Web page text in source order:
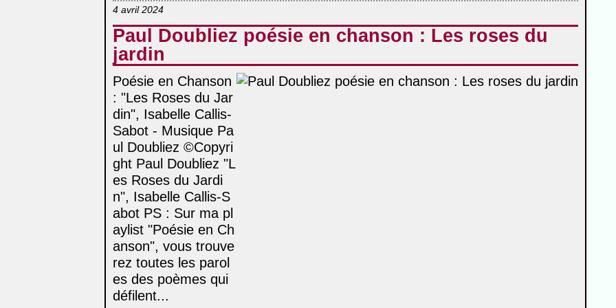
4 avril 2024
Paul Doubliez poésie en chanson : Les roses du
jardin
Poésie en Chanson
: "Les Roses du Jar
din", Isabelle Callis-
Sabot - Musique Pa
ul Doubliez ©Copyri
ght Paul Doubliez "L
es Roses du Jardi
n", Isabelle Callis-S
abot PS : Sur ma pl
aylist "Poésie en Ch
anson", vous trouve
rez toutes les parol
es des poèmes qui
défilent...